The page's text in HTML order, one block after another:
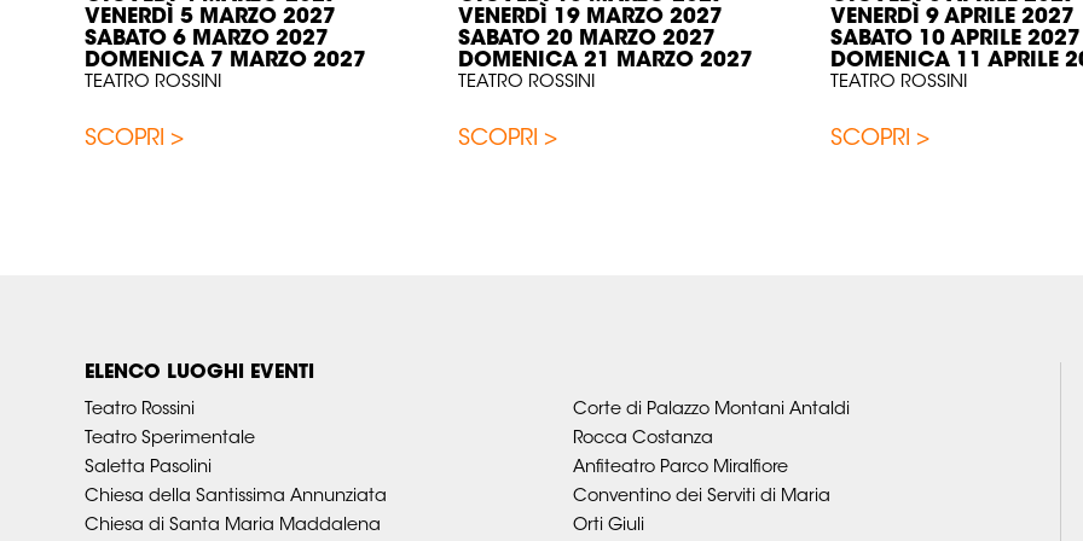
VENERDÌ 5 MARZO 2027
SABATO 6 MARZO 2027
DOMENICA 7 MARZO 2027
TEATRO ROSSINI
SCOPRI >
VENERDÌ 19 MARZO 2027
SABATO 20 MARZO 2027
DOMENICA 21 MARZO 2027
TEATRO ROSSINI
SCOPRI >
VENERDÌ 9 APRILE 2027
SABATO 10 APRILE 2027
DOMENICA 11 APRILE
TEATRO ROSSINI
SCOPRI >
ELENCO LUOGHI EVENTI
Teatro Rossini
Teatro Sperimentale
Saletta Pasolini
Chiesa della Santissima Annunziata
Chiesa di Santa Maria Maddalena
Corte di Palazzo Montani Antaldi
Rocca Costanza
Anfiteatro Parco Miralfiore
Conventino dei Serviti di Maria
Orti Giuli